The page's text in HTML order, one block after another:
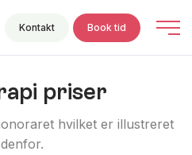
Kontakt Book tid
priser
hvilket er illustreret